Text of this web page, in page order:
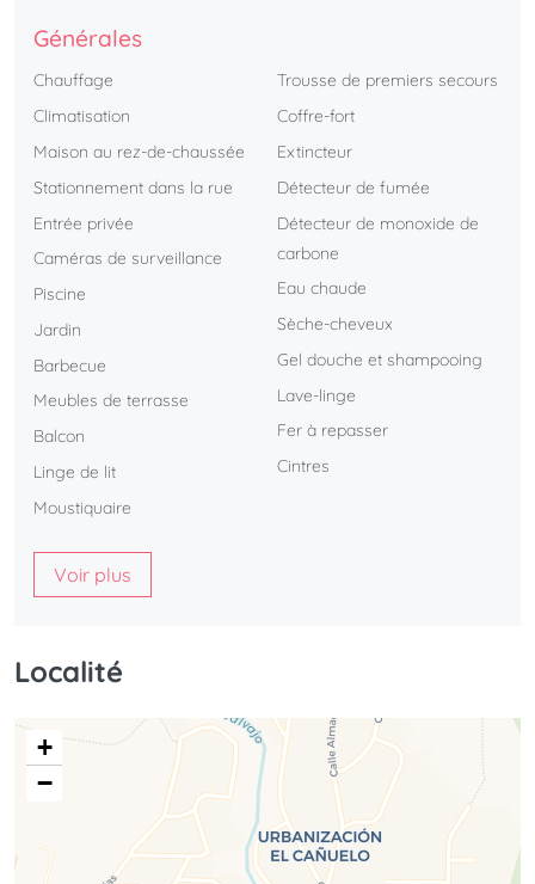
Générales
Chauffage
Climatisation
Maison au rez-de-chaussée
Stationnement dans la rue
Entrée privée
Caméras de surveillance
Piscine
Jardin
Barbecue
Meubles de terrasse
Balcon
Linge de lit
Moustiquaire
Trousse de premiers secours
Coffre-fort
Extincteur
Détecteur de fumée
Détecteur de monoxide de
carbone
Eau chaude
Sèche-cheveux
Gel douche et shampooing
Lave-linge
Fer à repasser
Cintres
Voir plus
Localité
+
−